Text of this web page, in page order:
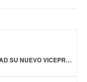
LUNDBECK NOMBRA A TAREK SAMAD SU NUEVO VICEPRESIDENTE EJECUTIVO Y DIRECTOR DE INVESTIGACIÓN Y DESARROLLO